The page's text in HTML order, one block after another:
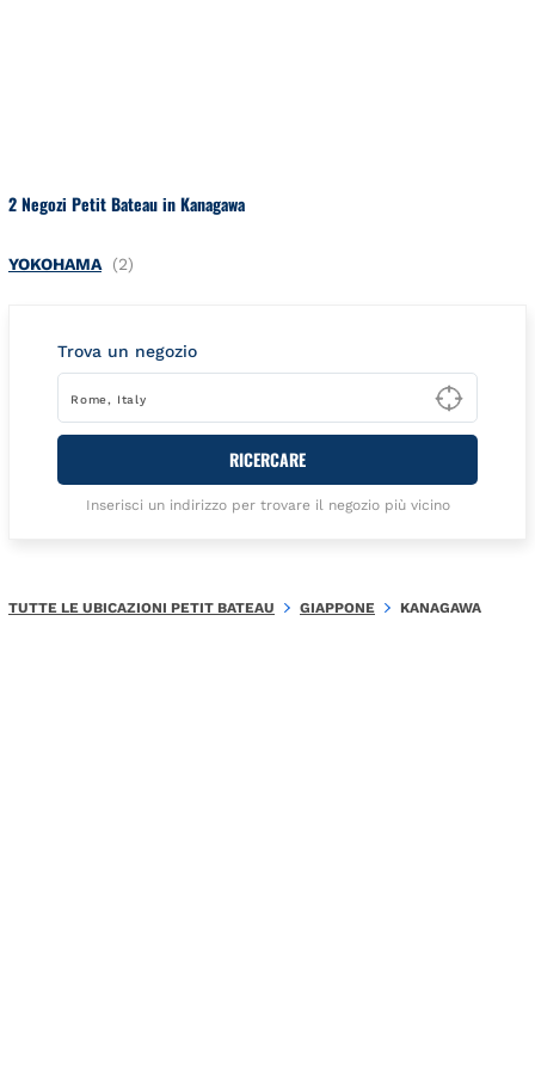
2 Negozi Petit Bateau in Kanagawa
YOKOHAMA
Trova un negozio
Type
RICERCARE
Inserisci un indirizzo per trovare il negozio più vicino
TUTTE LE UBICAZIONI PETIT BATEAU GIAPPONE KANAGAWA